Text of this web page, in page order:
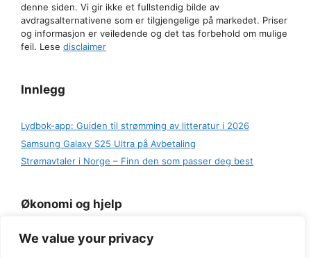
We value your privacy
denne siden. Vi gir ikke et fullstendig bilde av
avdragsalternativene som er tilgjengelige på markedet. Priser
og informasjon er veiledende og det tas forbehold om mulige
feil. Lese disclaimer
Innlegg
Lydbok-app: Guiden til strømming av litteratur i 2026
Samsung Galaxy S25 Ultra på Avbetaling
Strømavtaler i Norge – Finn den som passer deg best
Økonomi og hjelp
-Regjeringen: Norsk økonomi